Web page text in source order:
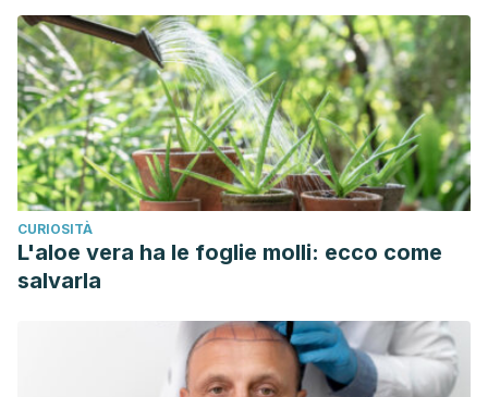
MANEJO TERAPEÚTICO DEL PACIENTE CON XEROSTOMÍA.
(n.d.). Retrieved August 29, 2020, from
https://www.actaodontologica.com/ediciones/2001/1/
Ivanovski, K., et al. “Xerostomia and salivary levels of
glucose and urea in patients with diabetes.”Contributions
of Macedonian Academy of Sciences & Arts33.2 (2012).
CURIOSITÀ
L'aloe vera ha le foglie molli: ecco come
salvarla